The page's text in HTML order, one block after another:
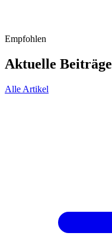
Empfohlen
Aktuelle Beiträge
Alle Artikel